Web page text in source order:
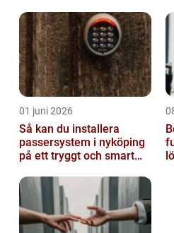
01 juni 2026
Så kan du installera
passersystem i nyköping
på ett tryggt och smart